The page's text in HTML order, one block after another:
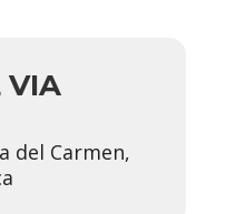
VIA
del Carmen,